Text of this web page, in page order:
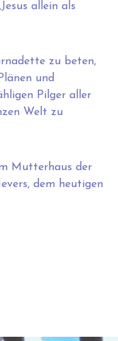
allein als
zu beten,
und
Pilger aller
Welt zu
Mutterhaus der
dem heutigen